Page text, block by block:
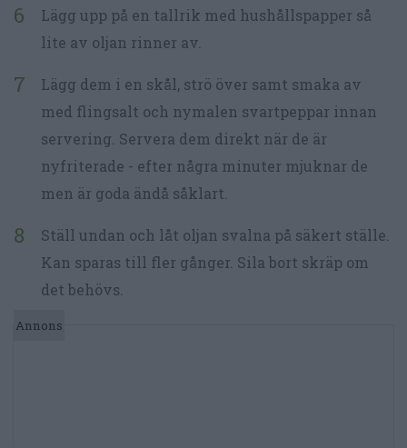
Lägg upp på en tallrik med hushållspapper så
lite av oljan rinner av.
Lägg dem i en skål, strö över samt smaka av
med flingsalt och nymalen svartpeppar innan
servering. Servera dem direkt när de är
nyfriterade - efter några minuter mjuknar de
men är goda ändå såklart.
Ställ undan och låt oljan svalna på säkert ställe.
Kan sparas till fler gånger. Sila bort skräp om
det behövs.